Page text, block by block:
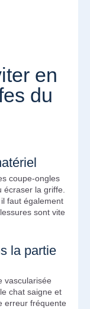
en
du
coupe-ongles
la griffe.
faut également
sont vite
la partie
vascularisée
chat saigne et
erreur fréquente